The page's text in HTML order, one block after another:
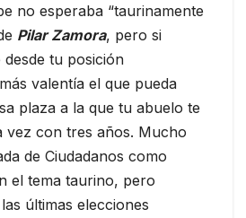
no esperaba “taurinamente
Pilar Zamora, pero si
desde tu posición
valentía el que pueda
plaza a la que tu abuelo te
vez con tres años. Mucho
de Ciudadanos como
el tema taurino, pero
últimas elecciones